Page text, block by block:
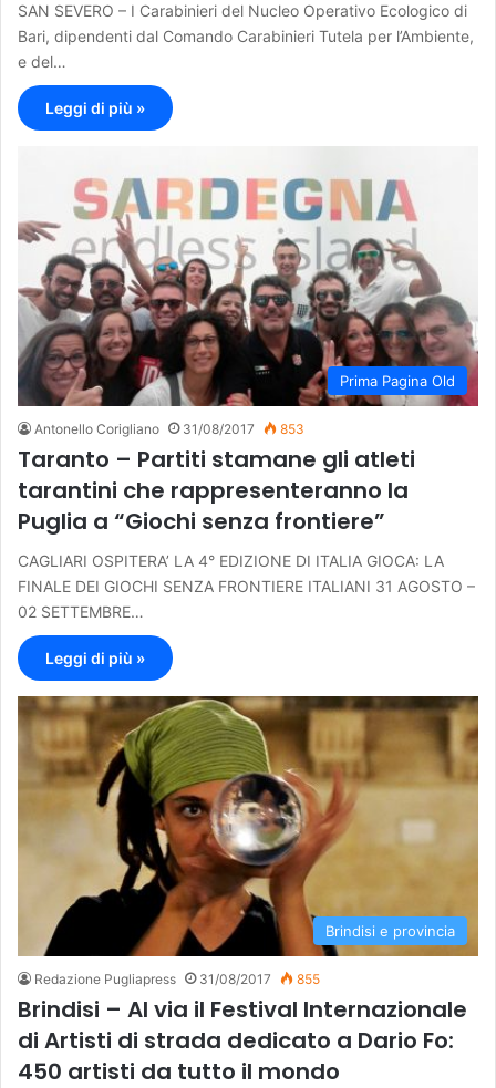
SAN SEVERO – I Carabinieri del Nucleo Operativo Ecologico di
Bari, dipendenti dal Comando Carabinieri Tutela per l’Ambiente,
e del…
Leggi di più »
Prima Pagina Old
Antonello Corigliano 31/08/2017 853
Taranto – Partiti stamane gli atleti
tarantini che rappresenteranno la
Puglia a “Giochi senza frontiere”
CAGLIARI OSPITERA’ LA 4° EDIZIONE DI ITALIA GIOCA: LA
FINALE DEI GIOCHI SENZA FRONTIERE ITALIANI 31 AGOSTO –
02 SETTEMBRE…
Leggi di più »
Brindisi e provincia
Redazione Pugliapress 31/08/2017 855
Brindisi – Al via il Festival Internazionale
di Artisti di strada dedicato a Dario Fo:
450 artisti da tutto il mondo